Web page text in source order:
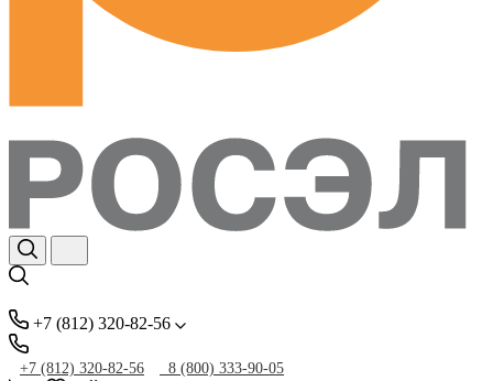
+7 (812) 320-82-56
+7 (812) 320-82-56 8 (800) 333-90-05